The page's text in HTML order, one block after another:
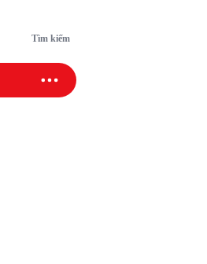
Tìm kiếm
SAO SPORT